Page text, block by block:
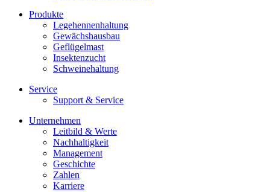
Produkte
Legehennenhaltung
Gewächshausbau
Geflügelmast
Insektenzucht
Schweinehaltung
Service
Support & Service
Unternehmen
Leitbild & Werte
Nachhaltigkeit
Management
Geschichte
Zahlen
Karriere